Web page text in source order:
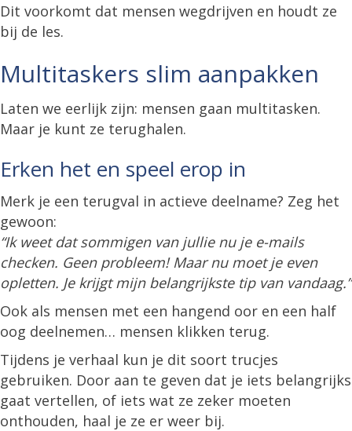
Dit voorkomt dat mensen wegdrijven en houdt ze
bij de les.
Multitaskers slim aanpakken
Laten we eerlijk zijn: mensen gaan multitasken.
Maar je kunt ze terughalen.
Erken het en speel erop in
Merk je een terugval in actieve deelname? Zeg het
gewoon:
“Ik weet dat sommigen van jullie nu je e-mails
checken. Geen probleem! Maar nu moet je even
opletten. Je krijgt mijn belangrijkste tip van vandaag.”
Ook als mensen met een hangend oor en een half
oog deelnemen… mensen klikken terug.
Tijdens je verhaal kun je dit soort trucjes
gebruiken. Door aan te geven dat je iets belangrijks
gaat vertellen, of iets wat ze zeker moeten
onthouden, haal je ze er weer bij.